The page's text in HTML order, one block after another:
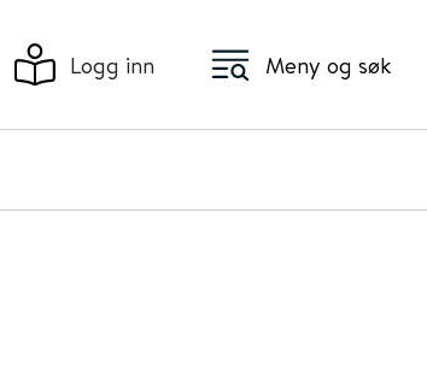
Logg inn Meny og søk